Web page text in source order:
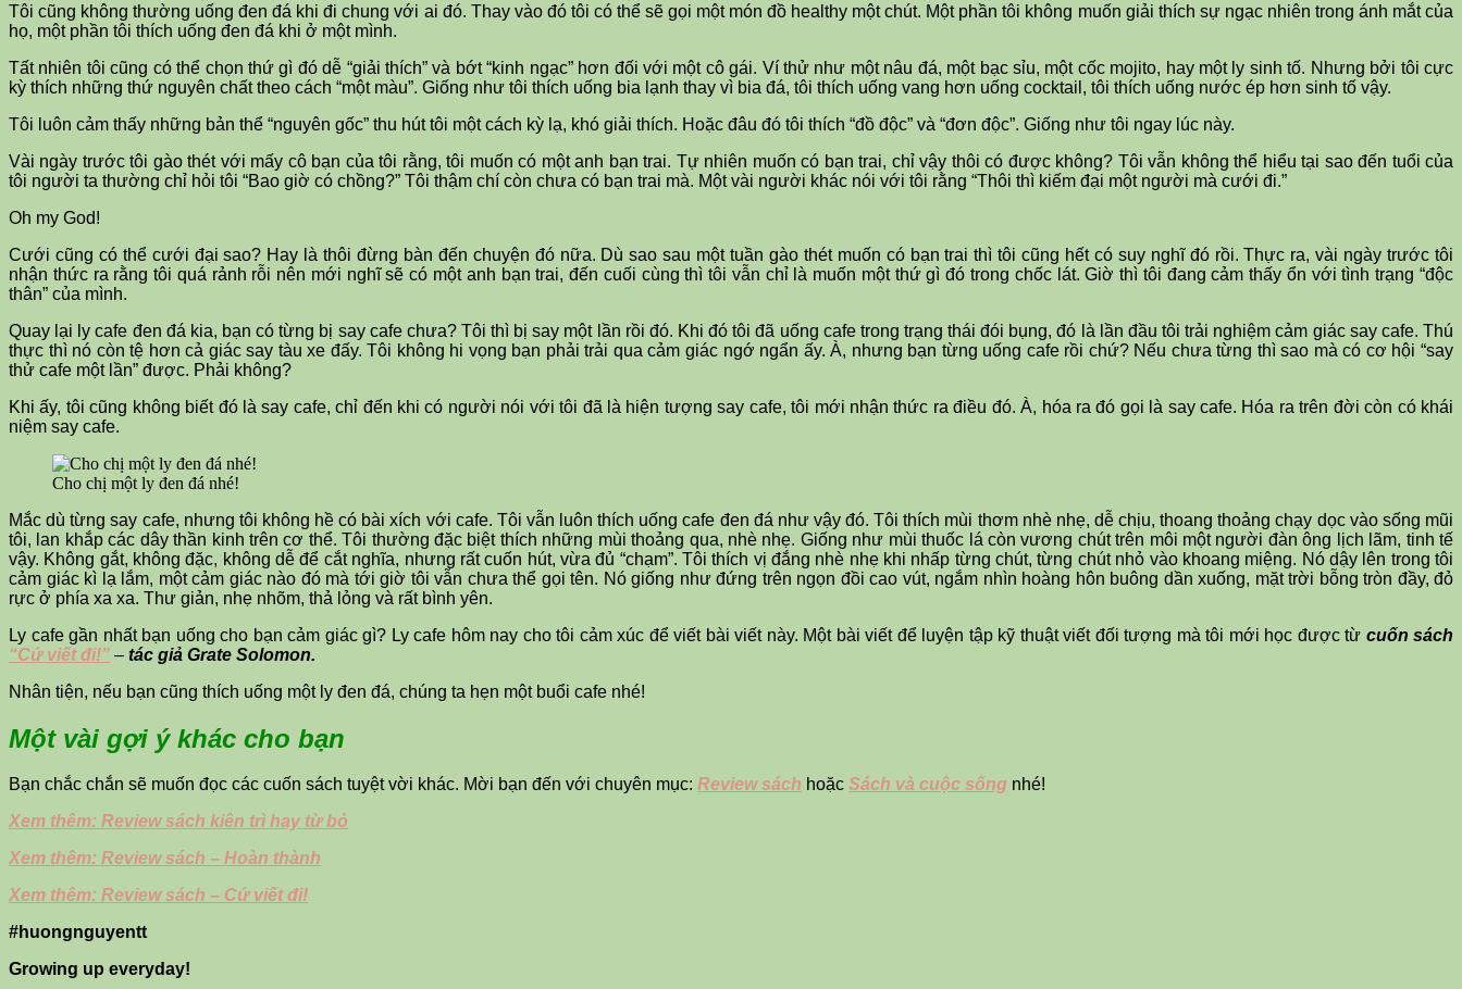
Tôi cũng không thường uống đen đá khi đi chung với ai đó. Thay vào đó tôi có thể sẽ gọi một món đồ healthy một chút. Một phần tôi không muốn giải thích sự ngạc nhiên trong ánh mắt của
họ, một phần tôi thích uống đen đá khi ở một mình.
Tất nhiên tôi cũng có thể chọn thứ gì đó dễ “giải thích” và bớt “kinh ngạc” hơn đối với một cô gái. Ví thử như một nâu đá, một bạc sỉu, một cốc mojito, hay một ly sinh tố. Nhưng bởi tôi cực
kỳ thích những thứ nguyên chất theo cách “một màu”. Giống như tôi thích uống bia lạnh thay vì bia đá, tôi thích uống vang hơn uống cocktail, tôi thích uống nước ép hơn sinh tố vậy.
Tôi luôn cảm thấy những bản thể “nguyên gốc” thu hút tôi một cách kỳ lạ, khó giải thích. Hoặc đâu đó tôi thích “đồ độc” và “đơn độc”. Giống như tôi ngay lúc này.
Vài ngày trước tôi gào thét với mấy cô bạn của tôi rằng, tôi muốn có một anh bạn trai. Tự nhiên muốn có bạn trai, chỉ vậy thôi có được không? Tôi vẫn không thể hiểu tại sao đến tuổi của
tôi người ta thường chỉ hỏi tôi “Bao giờ có chồng?” Tôi thậm chí còn chưa có bạn trai mà. Một vài người khác nói với tôi rằng “Thôi thì kiếm đại một người mà cưới đi.”
Oh my God!
Cưới cũng có thể cưới đại sao? Hay là thôi đừng bàn đến chuyện đó nữa. Dù sao sau một tuần gào thét muốn có bạn trai thì tôi cũng hết có suy nghĩ đó rồi. Thực ra, vài ngày trước tôi
nhận thức ra rằng tôi quá rảnh rỗi nên mới nghĩ sẽ có một anh bạn trai, đến cuối cùng thì tôi vẫn chỉ là muốn một thứ gì đó trong chốc lát. Giờ thì tôi đang cảm thấy ổn với tình trạng “độc
thân” của mình.
Quay lại ly cafe đen đá kia, bạn có từng bị say cafe chưa? Tôi thì bị say một lần rồi đó. Khi đó tôi đã uống cafe trong trạng thái đói bụng, đó là lần đầu tôi trải nghiệm cảm giác say cafe. Thú
thực thì nó còn tệ hơn cả giác say tàu xe đấy. Tôi không hi vọng bạn phải trải qua cảm giác ngớ ngẩn ấy. À, nhưng bạn từng uống cafe rồi chứ? Nếu chưa từng thì sao mà có cơ hội “say
thử cafe một lần” được. Phải không?
Khi ấy, tôi cũng không biết đó là say cafe, chỉ đến khi có người nói với tôi đã là hiện tượng say cafe, tôi mới nhận thức ra điều đó. À, hóa ra đó gọi là say cafe. Hóa ra trên đời còn có khái
niệm say cafe.
Cho chị một ly đen đá nhé!
Mắc dù từng say cafe, nhưng tôi không hề có bài xích với cafe. Tôi vẫn luôn thích uống cafe đen đá như vậy đó. Tôi thích mùi thơm nhè nhẹ, dễ chịu, thoang thoảng chạy dọc vào sống mũi
tôi, lan khắp các dây thần kinh trên cơ thể. Tôi thường đặc biệt thích những mùi thoảng qua, nhè nhẹ. Giống như mùi thuốc lá còn vương chút trên môi một người đàn ông lịch lãm, tinh tế
vậy. Không gắt, không đặc, không dễ để cắt nghĩa, nhưng rất cuốn hút, vừa đủ “chạm”. Tôi thích vị đắng nhè nhẹ khi nhấp từng chút, từng chút nhỏ vào khoang miệng. Nó dậy lên trong tôi
cảm giác kì lạ lắm, một cảm giác nào đó mà tới giờ tôi vẫn chưa thể gọi tên. Nó giống như đứng trên ngọn đồi cao vút, ngắm nhìn hoàng hôn buông dần xuống, mặt trời bỗng tròn đầy, đỏ
rực ở phía xa xa. Thư giản, nhẹ nhõm, thả lỏng và rất bình yên.
Ly cafe gần nhất bạn uống cho bạn cảm giác gì? Ly cafe hôm nay cho tôi cảm xúc để viết bài viết này. Một bài viết để luyện tập kỹ thuật viết đối tượng mà tôi mới học được từ cuốn sách
“Cứ viết đi!” – tác giả Grate Solomon.
Nhân tiện, nếu bạn cũng thích uống một ly đen đá, chúng ta hẹn một buổi cafe nhé!
Một vài gợi ý khác cho bạn
Bạn chắc chắn sẽ muốn đọc các cuốn sách tuyệt vời khác. Mời bạn đến với chuyên mục: Review sách hoặc Sách và cuộc sống nhé!
Xem thêm: Review sách kiên trì hay từ bỏ
Xem thêm: Review sách – Hoàn thành
Xem thêm: Review sách – Cứ viết đi!
#huongnguyentt
Growing up everyday!